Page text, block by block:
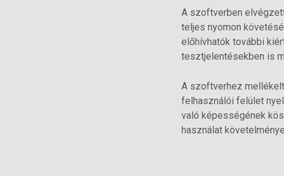
A szoftverben
teljes nyomon
előhívhatók további
tesztjelentésekben is
A szoftverhez
felhasználói felület
való képességének
használat